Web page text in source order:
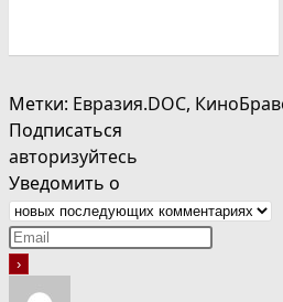
Метки: Евразия.DOC,
Подписаться
авторизуйтесь
Уведомить о